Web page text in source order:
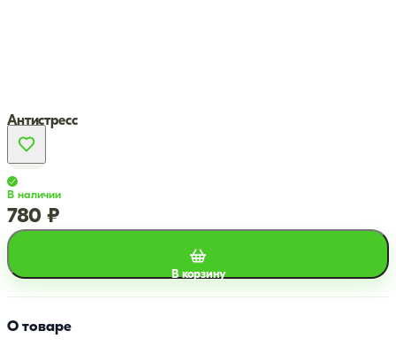
Антистресс
В наличии
780 ₽
В корзину
О товаре